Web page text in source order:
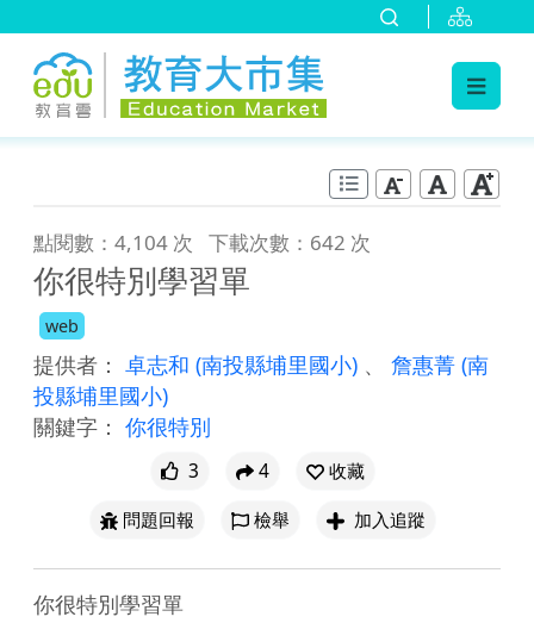
點閱數：4,104 次 下載次數：642 次
你很特別學習單
web
提供者： 卓志和 (南投縣埔里國小) 、 詹惠菁 (南
投縣埔里國小)
關鍵字： 你很特別
3 4
收藏
問題回報
檢舉 加入追蹤
你很特別學習單